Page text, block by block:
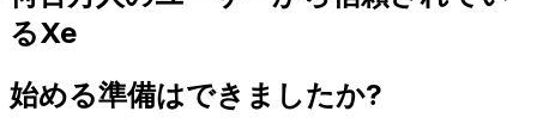
るXe
始める準備はできましたか?